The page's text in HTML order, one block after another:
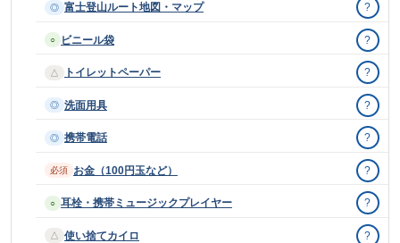
◎ 富士登山ルート地図・マップ ?
○ ビニール袋 ?
△ トイレットペーパー ?
◎ 洗面用具 ?
◎ 携帯電話 ?
必須 お金（100円玉など） ?
○ 耳栓・携帯ミュージックプレイヤー ?
△ 使い捨てカイロ ?